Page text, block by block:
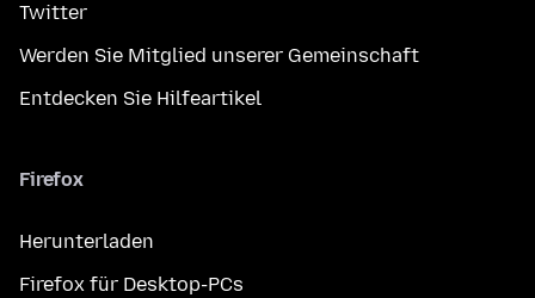
Twitter
Werden Sie Mitglied unserer Gemeinschaft
Entdecken Sie Hilfeartikel
Firefox
Herunterladen
Firefox für Desktop-PCs